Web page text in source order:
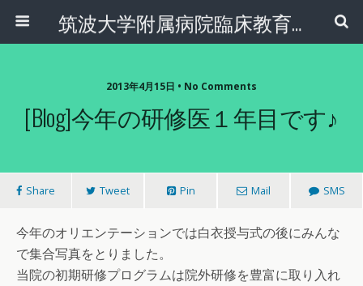
筑波大学附属病院臨床教育センター
2013年4月15日 • No Comments
[Blog]今年の研修医１年目です♪
Share Tweet Pin Mail SMS
今年のオリエンテーションでは白衣授与式の後にみんな
で集合写真をとりました。
当院の初期研修プログラムは院外研修を豊富に取り入れ